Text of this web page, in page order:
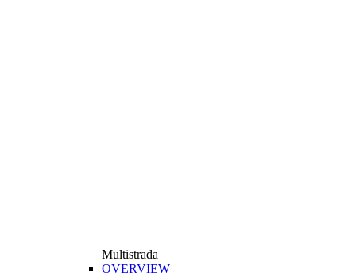
Multistrada
OVERVIEW